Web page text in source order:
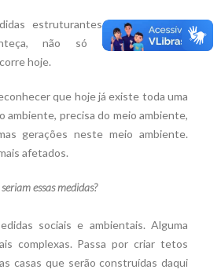
estruturantes para que esse
não só emergenciais e
hoje.
que hoje já existe toda uma
ambiente, precisa do meio ambiente,
gerações neste meio ambiente.
afetados.
essas medidas?
sociais e ambientais. Alguma
complexas. Passa por criar tetos
casas que serão construídas daqui